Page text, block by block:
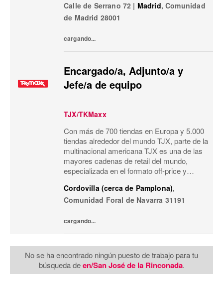
Moncler’s social channels not only
communicate our...
Calle de Serrano 72 | Madrid,Comunidad
de Madrid 28001
cargando...
Encargado/a, Adjunto/a y
Jefe/a de equipo
TJX/TKMaxx
Con más de 700 tiendas en Europa y 5.000
tiendas alrededor del mundo TJX, parte de la
multinacional americana TJX es una de las
mayores cadenas de retail del mundo,
especializada en el formato off-price y
Primeras marcas, calidad, variedad y moda
a...
Cordovilla (cerca de Pamplona),
Comunidad Foral de Navarra 31191
cargando...
No se ha encontrado ningún puesto de trabajo para tu
búsqueda deen/San José de la Rinconada.